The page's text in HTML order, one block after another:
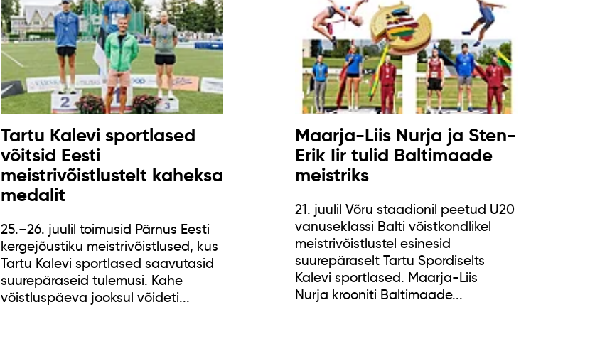
Tartu Kalevi sportlased
võitsid Eesti
meistrivõistlustelt kaheksa
medalit
25.–26. juulil toimusid Pärnus Eesti
kergejõustiku meistrivõistlused, kus
Tartu Kalevi sportlased saavutasid
suurepäraseid tulemusi. Kahe
võistluspäeva jooksul võideti...
Maarja-Liis Nurja ja Sten-
Erik Iir tulid Baltimaade
meistriks
21. juulil Võru staadionil peetud U20
vanuseklassi Balti võistkondlikel
meistrivõistlustel esinesid
suurepäraselt Tartu Spordiselts
Kalevi sportlased. Maarja-Liis
Nurja krooniti Baltimaade...